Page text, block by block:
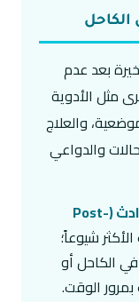
الكاحل
بعد عدم
مثل الأدوية
والعلاج
والدواعي
خشونة الكاحل الثانوية بعد الحوادث (Post-
شيوعاً؛
الكاحل أو
الوقت.